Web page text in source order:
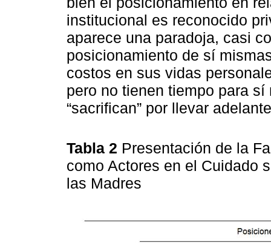
institucional es reconocido
aparece una paradoja, casi
posicionamiento de sí
costos en sus vidas
pero no tienen tiempo para sí
“sacrifican” por llevar
Tabla 2 Presentación de la
como Actores en el Cuidado
las Madres